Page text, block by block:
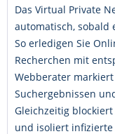
Das Virtual Private
automatisch, sobald
So erledigen Sie
Recherchen mit
Webberater
Suchergebnissen
Gleichzeitig
und isoliert infizierte